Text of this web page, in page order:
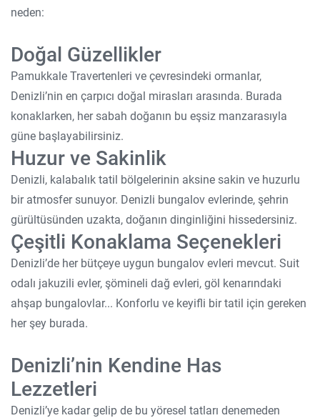
neden:
Doğal Güzellikler
Pamukkale Travertenleri ve çevresindeki ormanlar,
Denizli’nin en çarpıcı doğal mirasları arasında. Burada
konaklarken, her sabah doğanın bu eşsiz manzarasıyla
güne başlayabilirsiniz.
Huzur ve Sakinlik
Denizli, kalabalık tatil bölgelerinin aksine sakin ve huzurlu
bir atmosfer sunuyor. Denizli bungalov evlerinde, şehrin
gürültüsünden uzakta, doğanın dinginliğini hissedersiniz.
Çeşitli Konaklama Seçenekleri
Denizli’de her bütçeye uygun bungalov evleri mevcut. Suit
odalı jakuzili evler, şömineli dağ evleri, göl kenarındaki
ahşap bungalovlar... Konforlu ve keyifli bir tatil için gereken
her şey burada.
Denizli’nin Kendine Has
Lezzetleri
Denizli’ye kadar gelip de bu yöresel tatları denemeden